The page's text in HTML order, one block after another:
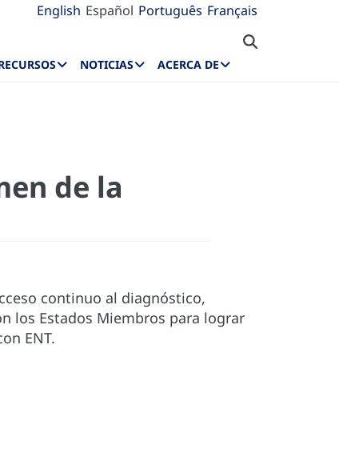
English Español Português Français
NOTICIAS ACERCA DE
de la
continuo al diagnóstico,
los Estados Miembros para lograr
ENT.